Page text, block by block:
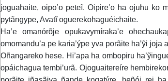
joguahaite, oipo’o peteĩ. Oipire’o ha ojuhu ko
pytãngype, Avatĩ oguerekohaguéichaite.
Ha’e omanórõje opukavymíraka’e
omomandu’a pe karia’ýpe yva porãite ha’ỹi joja
Oñangareko hese. Hi’apa ha ombopiru
opáichagua tembi’urã. Ojoguaitereíre